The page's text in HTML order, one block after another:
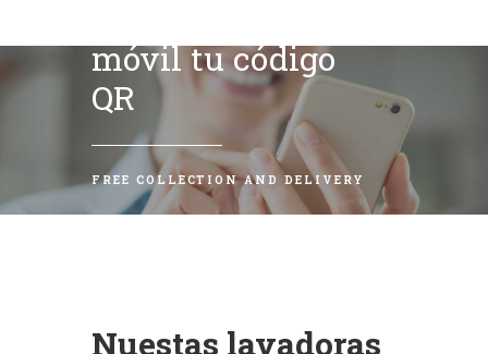
móvil tu código
QR
FREE COLLECTION AND DELIVERY
Nuestas lavadoras